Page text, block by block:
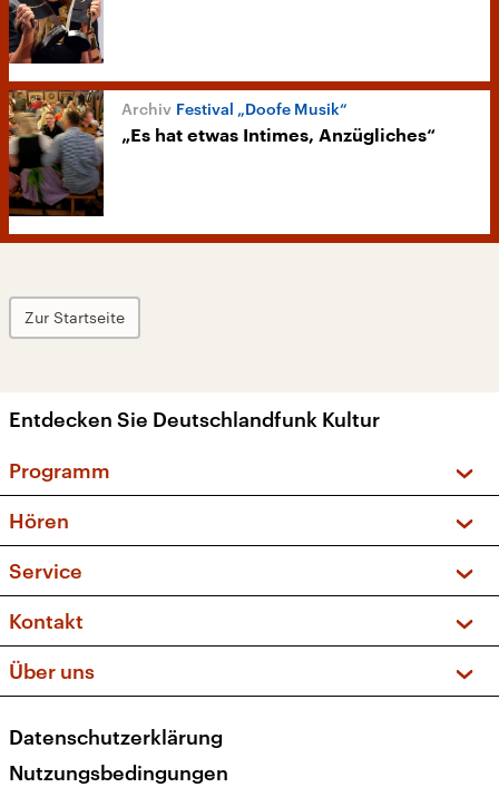
Festival „Doofe Musik“
„Es hat etwas Intimes, Anzügliches“
Zur Startseite
Entdecken Sie Deutschlandfunk Kultur
Programm
Sendungen und Podcasts
Musikliste
Kakadu – Das Kinderprogramm
Hören
Frequenzen (UKW + DAB+)
Service
FAQ
Apps
Newsletter
Veranstaltungen
Kontakt
Social Media
Über uns
Presse
Karriere
Datenschutzerklärung
Nutzungsbedingungen